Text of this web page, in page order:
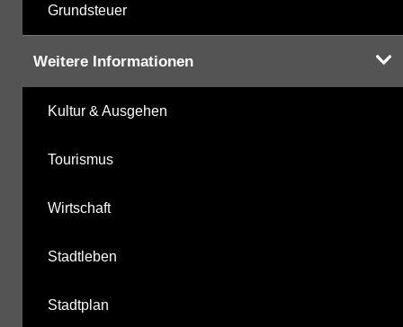
Grundsteuer
Weitere Informationen
Kultur & Ausgehen
Tourismus
Wirtschaft
Stadtleben
Stadtplan